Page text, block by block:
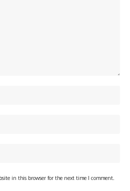
in this browser for the next time I comment.